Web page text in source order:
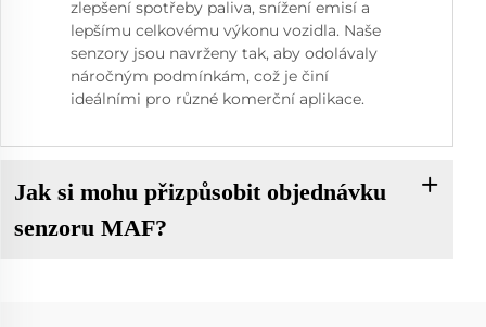
zlepšení spotřeby paliva, snížení emisí a
lepšímu celkovému výkonu vozidla. Naše
senzory jsou navrženy tak, aby odolávaly
náročným podmínkám, což je činí
ideálními pro různé komerční aplikace.
Jak si mohu přizpůsobit objednávku
senzoru MAF?